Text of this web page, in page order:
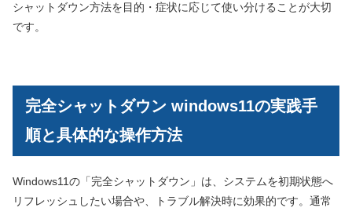
シャットダウン方法を目的・症状に応じて使い分けることが大切
です。
完全シャットダウン windows11の実践手
順と具体的な操作方法
Windows11の「完全シャットダウン」は、システムを初期状態へ
リフレッシュしたい場合や、トラブル解決時に効果的です。通常